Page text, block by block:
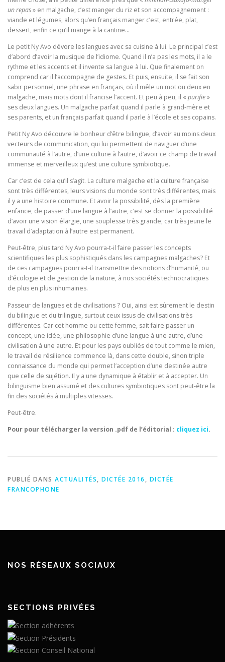
un repas» en malgache, c’est manger du riz et son accompagnement :
viande et légumes, alors qu’en français manger c’est, entrée, plat,
dessert, enfin ce qu’il mange à la cantine…
Le petit Ny Avo dévore les langues avec sa cuisine à lui. Le principal c’est
d’abord d’avoir la musique de l’idiome. Quand il n’a pas les mots, il a le
rythme et les accents et il invente sa langue à lui. Que finalement on
comprend car il l’accompagne de gestes. Et puis, ensuite, il se fait son
sabir personnel, une phrase en français, où il mêle un mot ou deux en
malgache, mais mots dont il francise l’accent. Et peu à peu, il « purifie»
ses deux langues. Un malgache parfait quand il parle à grand-mère et
ses parents, et un français parfait quand il parle à l’école et ses copains.
Petit Ny Avo découvre le bonheur d’être bilingue, d’avoir au moins deux
vecteurs de communication, qui lui permettent de naviguer d’une
communauté à l’autre, d’une culture à l’autre, d’avoir ce champ de travail
immense et merveilleux qu’est une culture symbiotique.
Car c’est de cela qu’il s’agit. La culture malgache et la culture française
sont très différentes, leurs visions du monde sont très différentes, mais
il y a une histoire commune. Et avoir la possibilité, dès la première
enfance, de passer d’une langue à l’autre, c’est se donner la possibilité
d’avoir une vision élargie, une souplesse très grande, car très jeune le
travail d’adaptation à l’autre est permanent.
Peut-être, plus tard Ny Avo pourra-t-il faire passer les concepts
scientifiques les plus sophistiqués dans les campagnes malgaches? Et
de ces campagnes pourra-t-il transmettre des notions d’humanité, ou
d’écologie et de gestion de la nature, à nos sociétés technocratiques
de plus en plus inhumaines.
Passeur de langues et de civilisations ? Oui, ainsi est sûrement le destin
du bilingue et du trilingue, surtout ceux issus de civilisations très
différentes. Car cet homme ou cette femme, sait faire passer un
concept, une idée, une philosophie d’une langue à une autre, d’une
civilisation à une autre. Et pour les pays oubliés de tout comme le mien,
le travail de résilience commence là, dans cette double, sinon triple
connaissance du monde qui permet l’acception d’une destinée autre
que celle de sujétion. Il y a une dynamique à établir et à accepter. Un
bilinguisme bien assumé et des cultures symbiotiques sont peut-être la
fin des sociétés à multiples vitesses.
Peut-être.
Pour pour télécharger la version .pdf de l’éditorial : cliquez ici.
PUBLIÉ DANS ACTUALITÉS, DICTÉE 2016 , DICTÉE
FRANCOPHONE
NOS RÉSEAUX SOCIAUX
SECTIONS PRIVÉES